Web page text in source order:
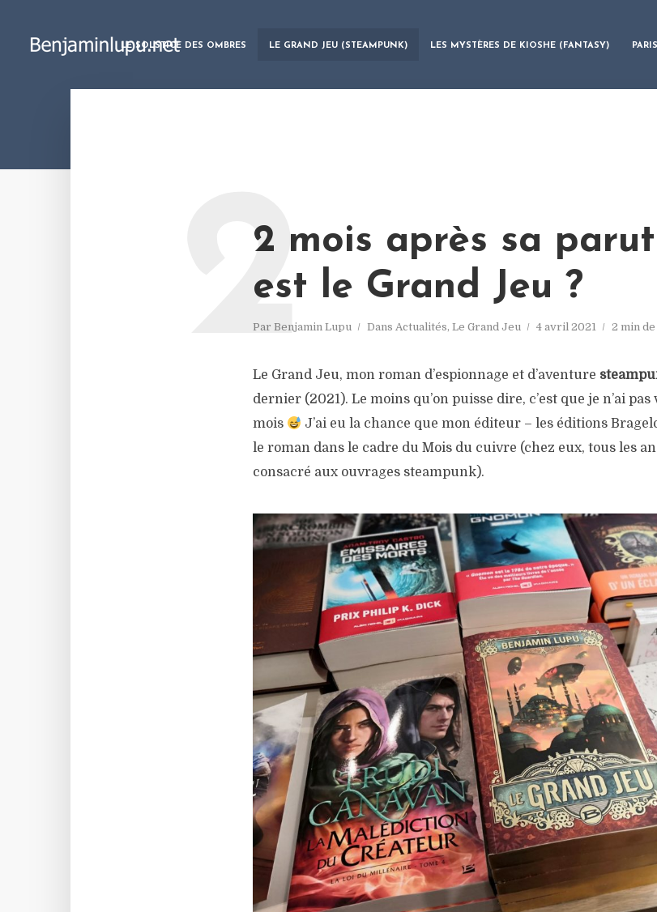
LE SOLSTICE DES OMBRES LE GRAND JEU (STEAMPUNK) LES MYSTÈRES DE KIOSHE (FANTASY)
2 mois après sa
est le Grand Jeu ?
Par Benjamin Lupu Dans Actualités, Le Grand Jeu 4 avril 2021 2 min
2
Le Grand Jeu, mon roman d’espionnage et d’aventure
dernier (2021). Le moins qu’on puisse dire, c’est que je n’ai
mois
J’ai eu la chance que mon éditeur – les éditions
le roman dans le cadre du Mois du cuivre (chez eux, tous les
consacré aux ouvrages steampunk).